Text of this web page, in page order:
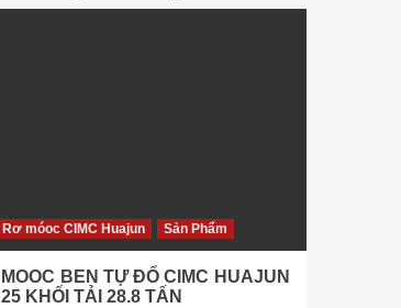
Rơ móoc CIMC Huajun Sản Phẩm
MOOC BEN TỰ ĐỔ CIMC HUAJUN
25 KHỐI TẢI 28.8 TẤN